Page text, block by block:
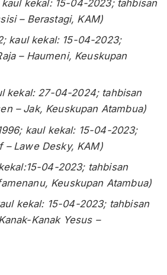
kaul kekal: 15-04-2023; tahbisan
– Berastagi, KAM)
kaul kekal: 15-04-2023;
– Haumeni, Keuskupan
kekal: 27-04-2024; tahbisan
– Jak, Keuskupan Atambua)
kaul kekal: 15-04-2023;
– Lawe Desky, KAM)
04-2023; tahbisan
Keuskupan Atambua)
kekal: 15-04-2023; tahbisan
Kanak Yesus –